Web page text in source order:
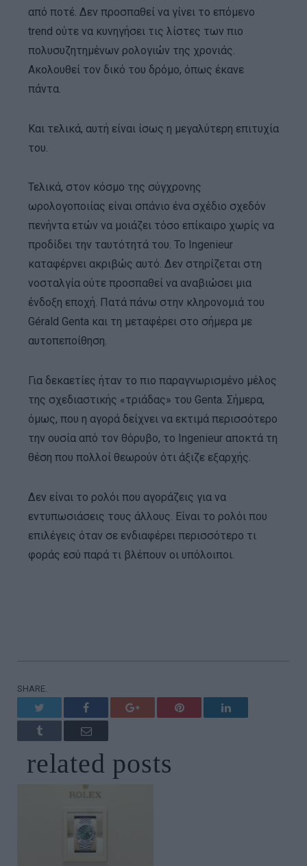
από ποτέ. Δεν προσπαθεί να γίνει το επόμενο
trend ούτε να κυνηγήσει τις λίστες των πιο
πολυσυζητημένων ρολογιών της χρονιάς.
Ακολουθεί τον δικό του δρόμο, όπως έκανε
πάντα.
Και τελικά, αυτή είναι ίσως η μεγαλύτερη επιτυχία
του.
Τελικά, στον κόσμο της σύγχρονης
ωρολογοποιίας είναι σπάνιο ένα σχέδιο σχεδόν
πενήντα ετών να μοιάζει τόσο επίκαιρο χωρίς να
προδίδει την ταυτότητά του. Το Ingenieur
καταφέρνει ακριβώς αυτό. Δεν στηρίζεται στη
νοσταλγία ούτε προσπαθεί να αναβιώσει μια
ένδοξη εποχή. Πατά πάνω στην κληρονομιά του
Gérald Genta και τη μεταφέρει στο σήμερα με
αυτοπεποίθηση.
Για δεκαετίες ήταν το πιο παραγνωρισμένο μέλος
της σχεδιαστικής «τριάδας» του Genta. Σήμερα,
όμως, που η αγορά δείχνει να εκτιμά περισσότερο
την ουσία από τον θόρυβο, το Ingenieur αποκτά τη
θέση που πολλοί θεωρούν ότι άξιζε εξαρχής.
Δεν είναι το ρολόι που αγοράζεις για να
εντυπωσιάσεις τους άλλους. Είναι το ρολόι που
επιλέγεις όταν σε ενδιαφέρει περισσότερο τι
φοράς εσύ παρά τι βλέπουν οι υπόλοιποι.
SHARE.
Facebook Google+ Pinterest LinkedIn
Tumblr Email
related posts